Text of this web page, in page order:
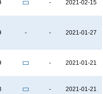
- 2021-02-15
- - 2021-01-27
- 2021-01-21
- 2021-01-21